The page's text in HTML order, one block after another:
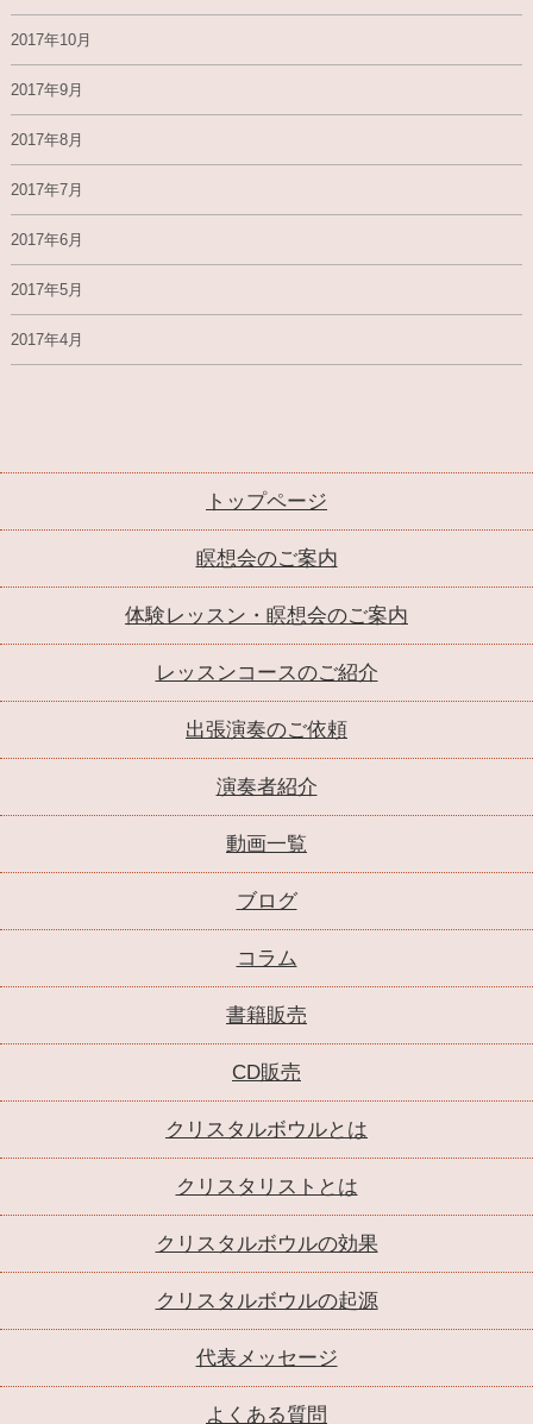
2017年10月
2017年9月
2017年8月
2017年7月
2017年6月
2017年5月
2017年4月
トップページ
瞑想会のご案内
体験レッスン・瞑想会のご案内
レッスンコースのご紹介
出張演奏のご依頼
演奏者紹介
動画一覧
ブログ
コラム
書籍販売
CD販売
クリスタルボウルとは
クリスタリストとは
クリスタルボウルの効果
クリスタルボウルの起源
代表メッセージ
よくある質問